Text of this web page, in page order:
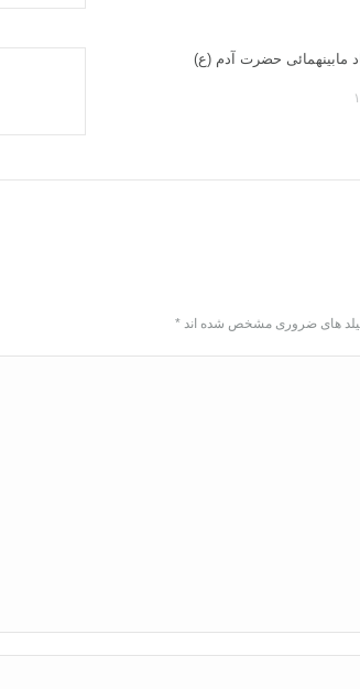
مابینهمائی حضرت آدم (ع)
های ضروری مشخص شده اند *